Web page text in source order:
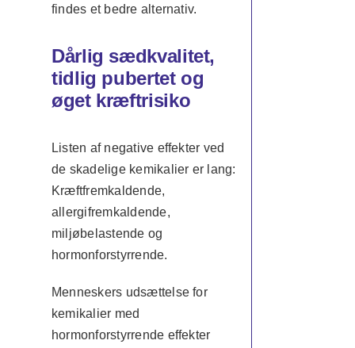
findes et bedre alternativ.
Dårlig sædkvalitet,
tidlig pubertet og
øget kræftrisiko
Listen af negative effekter ved
de skadelige kemikalier er lang:
Kræftfremkaldende,
allergifremkaldende,
miljøbelastende og
hormonforstyrrende.
Menneskers udsættelse for
kemikalier med
hormonforstyrrende effekter